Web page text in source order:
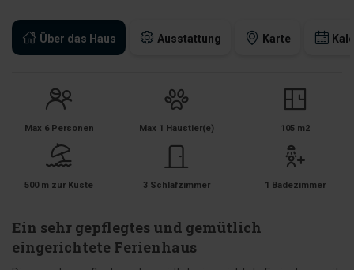
Über das Haus Ausstattung Karte
Max 6 Personen Max 1 Haustier(e) 105 m2
500 m zur Küste 3 Schlafzimmer 1 Badezimmer
Ein sehr gepflegtes und gemütlich
eingerichtete Ferienhaus